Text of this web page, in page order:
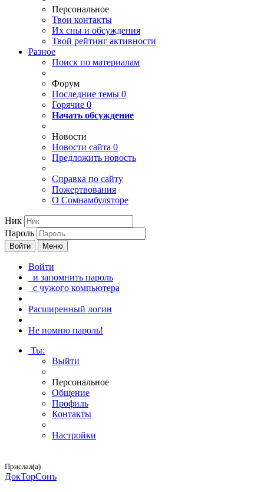
Персональное
Твои контакты
Их сны и обсуждения
Твой рейтинг активности
Разное
Поиск по материалам
Форум
Последние темы 0
Горячие 0
Начать обсуждение
Новости
Новости сайта 0
Предложить новость
Справка по сайту
Пожертвования
О Сомнамбуляторе
Ник
Пароль
Войти Меню
Войти
и запомнить пароль
с чужого компьютера
Расширенный логин
Не помню пароль!
Ты:
Выйти
Персональное
Общение
Профиль
Контакты
Настройки
Прислал(а)
Док­ТорСонъ